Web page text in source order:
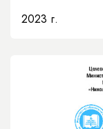
2023 г.